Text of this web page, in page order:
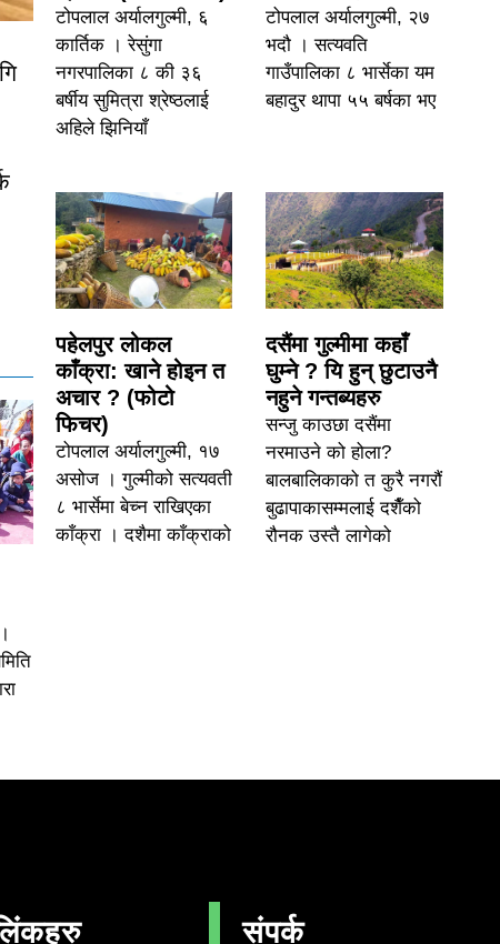
टोपलाल अर्यालगुल्मी, ६
कार्तिक । रेसुंगा
नगरपालिका ८ की ३६
बर्षीय सुमित्रा श्रेष्ठलाई
अहिले झिनियाँ
टोपलाल अर्यालगुल्मी, २७
भदौ । सत्यवति
गाउँपालिका ८ भार्सेका यम
बहादुर थापा ५५ बर्षका भए
पहेलपुर लोकल
काँक्रा: खाने होइन त
अचार ? (फोटो
फिचर)
टोपलाल अर्यालगुल्मी, १७
असोज । गुल्मीको सत्यवती
८ भार्सेमा बेच्न राखिएका
काँक्रा । दशैमा काँक्राको
दसैंमा गुल्मीमा कहाँ
घुम्ने ? यि हुन् छुटाउनै
नहुने गन्तब्यहरु
सन्जु काउछा दसैंमा
नरमाउने को होला?
बालबालिकाको त कुरै नगरौं
बुढापाकासम्मलाई दशैँको
रौनक उस्तै लागेको
संपर्क